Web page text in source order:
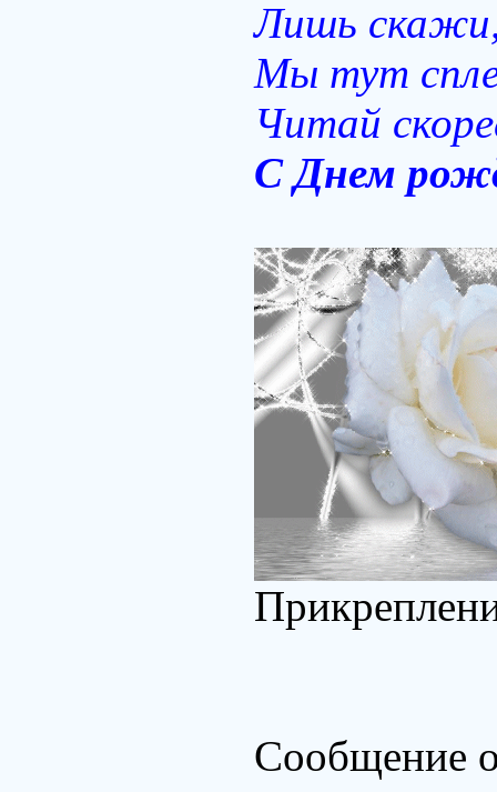
Лишь
Мы тут
Читай
С Днем
Сообщение